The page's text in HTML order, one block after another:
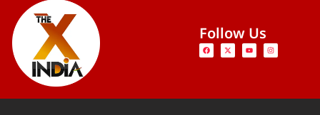
Follow Us